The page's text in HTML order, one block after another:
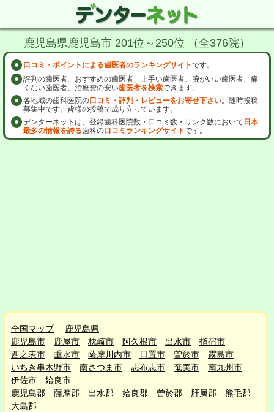
鹿児島県鹿児島市 201位～250位 （全376院）
口コミ・ポイントによる歯医者のランキングサイトです。
評判の歯医者、おすすめの歯医者、上手い歯医者、腕がいい歯医者、痛
くない歯医者、治療費の安い歯医者を検索できます。
各地域の歯科医院の口コミ・評判・レビューをお寄せ下さい。随時投稿
募集中です。皆様の投稿で成り立っています。
デンターネットは、登録歯科医院数・口コミ数・リンク数において 日本
最多の情報を誇る歯科の口コミランキングサイトです。
全国マップ
鹿児島県
鹿児島市
鹿屋市 枕崎市 阿久根市 出水市
指宿市
西之表市
垂水市 薩摩川内市 日置市 曽於市
霧島市
いちき串木野市
南さつま市 志布志市 奄美市
南九州市
伊佐市
姶良市
鹿児島郡
薩摩郡 出水郡 姶良郡 曽於郡 肝属郡
熊毛郡
大島郡